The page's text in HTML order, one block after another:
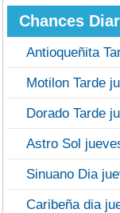
Chances
Antioqueñita
Motilon Tarde
Dorado Tarde
Astro Sol
Sinuano Dia
Caribeña dia